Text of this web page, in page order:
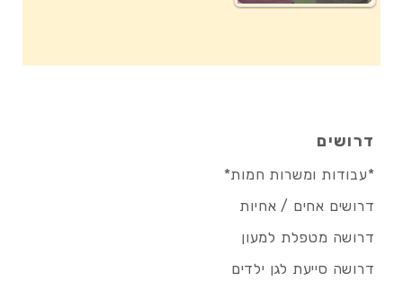
דרושים
*עבודות ומשרות חמות*
דרושים אחים / אחיות
דרושה מטפלת למעון
דרושה סייעת לגן ילדים